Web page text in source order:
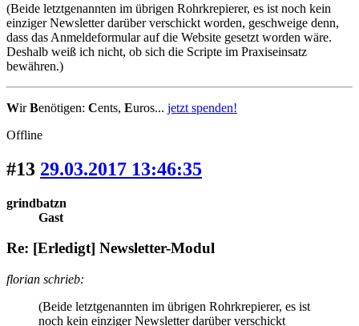
(Beide letztgenannten im übrigen Rohrkrepierer, es ist noch kein
einziger Newsletter darüber verschickt worden, geschweige denn,
dass das Anmeldeformular auf die Website gesetzt worden wäre.
Deshalb weiß ich nicht, ob sich die Scripte im Praxiseinsatz
bewähren.)
WirBenötigen: Cents, Euros... jetzt spenden!
Offline
#13 29.03.2017 13:46:35
grindbatzn
Gast
Re: [Erledigt] Newsletter-Modul
florian schrieb:
(Beide letztgenannten im übrigen Rohrkrepierer, es ist
noch kein einziger Newsletter darüber verschickt